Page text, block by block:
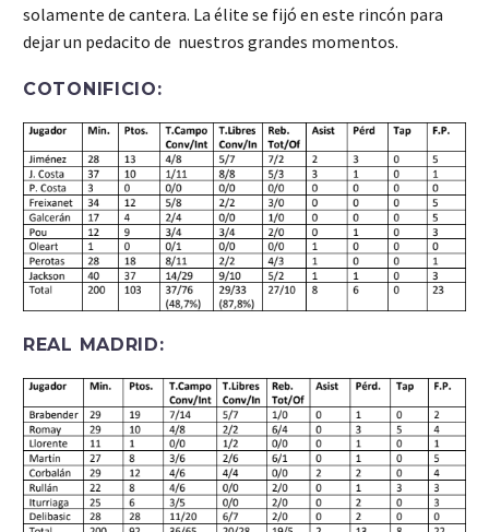
solamente de cantera. La élite se fijó en este rincón para
dejar un pedacito de nuestros grandes momentos.
COTONIFICIO:
REAL MADRID: